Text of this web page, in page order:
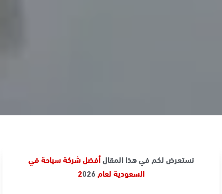
نستعرض لكم في هذا المقالأفضل شركة سياحة في
السعودية لعام 2026